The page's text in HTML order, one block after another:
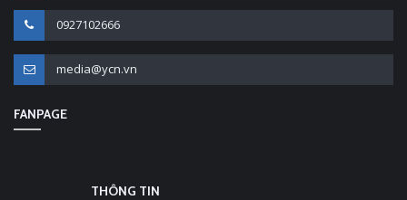
0927102666
media@ycn.vn
FANPAGE
THÔNG TIN